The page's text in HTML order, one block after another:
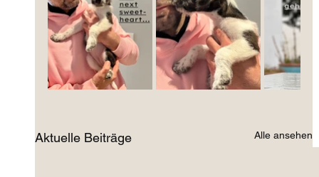
Aktuelle Beiträge Alle ansehen